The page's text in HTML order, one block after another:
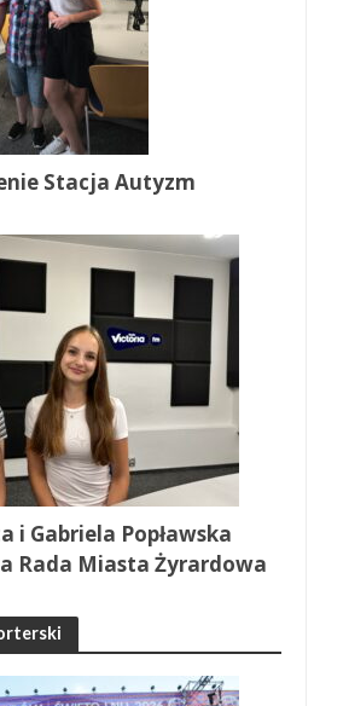
Stacja Autyzm
i Gabriela Popławska
Rada Miasta Żyrardowa